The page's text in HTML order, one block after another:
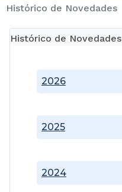
Histórico de Novedades
Histórico de Novedades
2024
2025
2026